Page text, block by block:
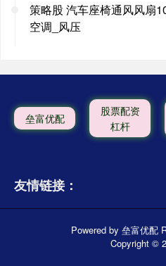
策略股 汽车座椅通风风扇
空调_风压
垒富优配
股票配资
杠杆
友情链接：
Powered by 垒富优配
Copyright©